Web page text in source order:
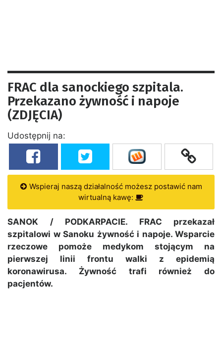
FRAC dla sanockiego szpitala.
Przekazano żywność i napoje
(ZDJĘCIA)
Udostępnij na:
Wspieraj naszą działalność możesz postawić nam
wirtualną kawę:
SANOK / PODKARPACIE. FRAC przekazał
szpitalowi w Sanoku żywność i napoje. Wsparcie
rzeczowe pomoże medykom stojącym na
pierwszej linii frontu walki z epidemią
koronawirusa. Żywność trafi również do
pacjentów.